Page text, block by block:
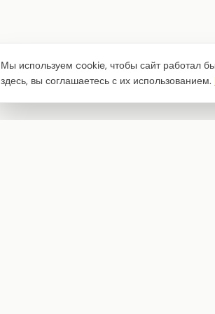
Мы используем cookie, чтобы сайт работал
здесь, вы соглашаетесь с их использованием.